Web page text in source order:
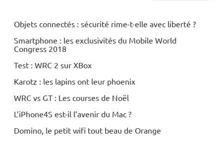
Objets connectés : sécurité rime-t-elle avec liberté ?
Smartphone : les exclusivités du Mobile World
Congress 2018
Test : WRC 2 sur XBox
Karotz : les lapins ont leur phoenix
WRC vs GT : Les courses de Noël
L’iPhone4S est-il l’avenir du Mac ?
Domino, le petit wifi tout beau de Orange